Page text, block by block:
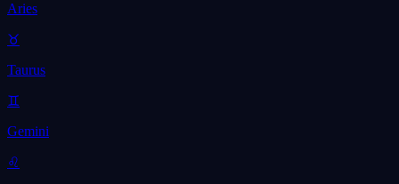
Aries
♉
Taurus
♊
Gemini
♌